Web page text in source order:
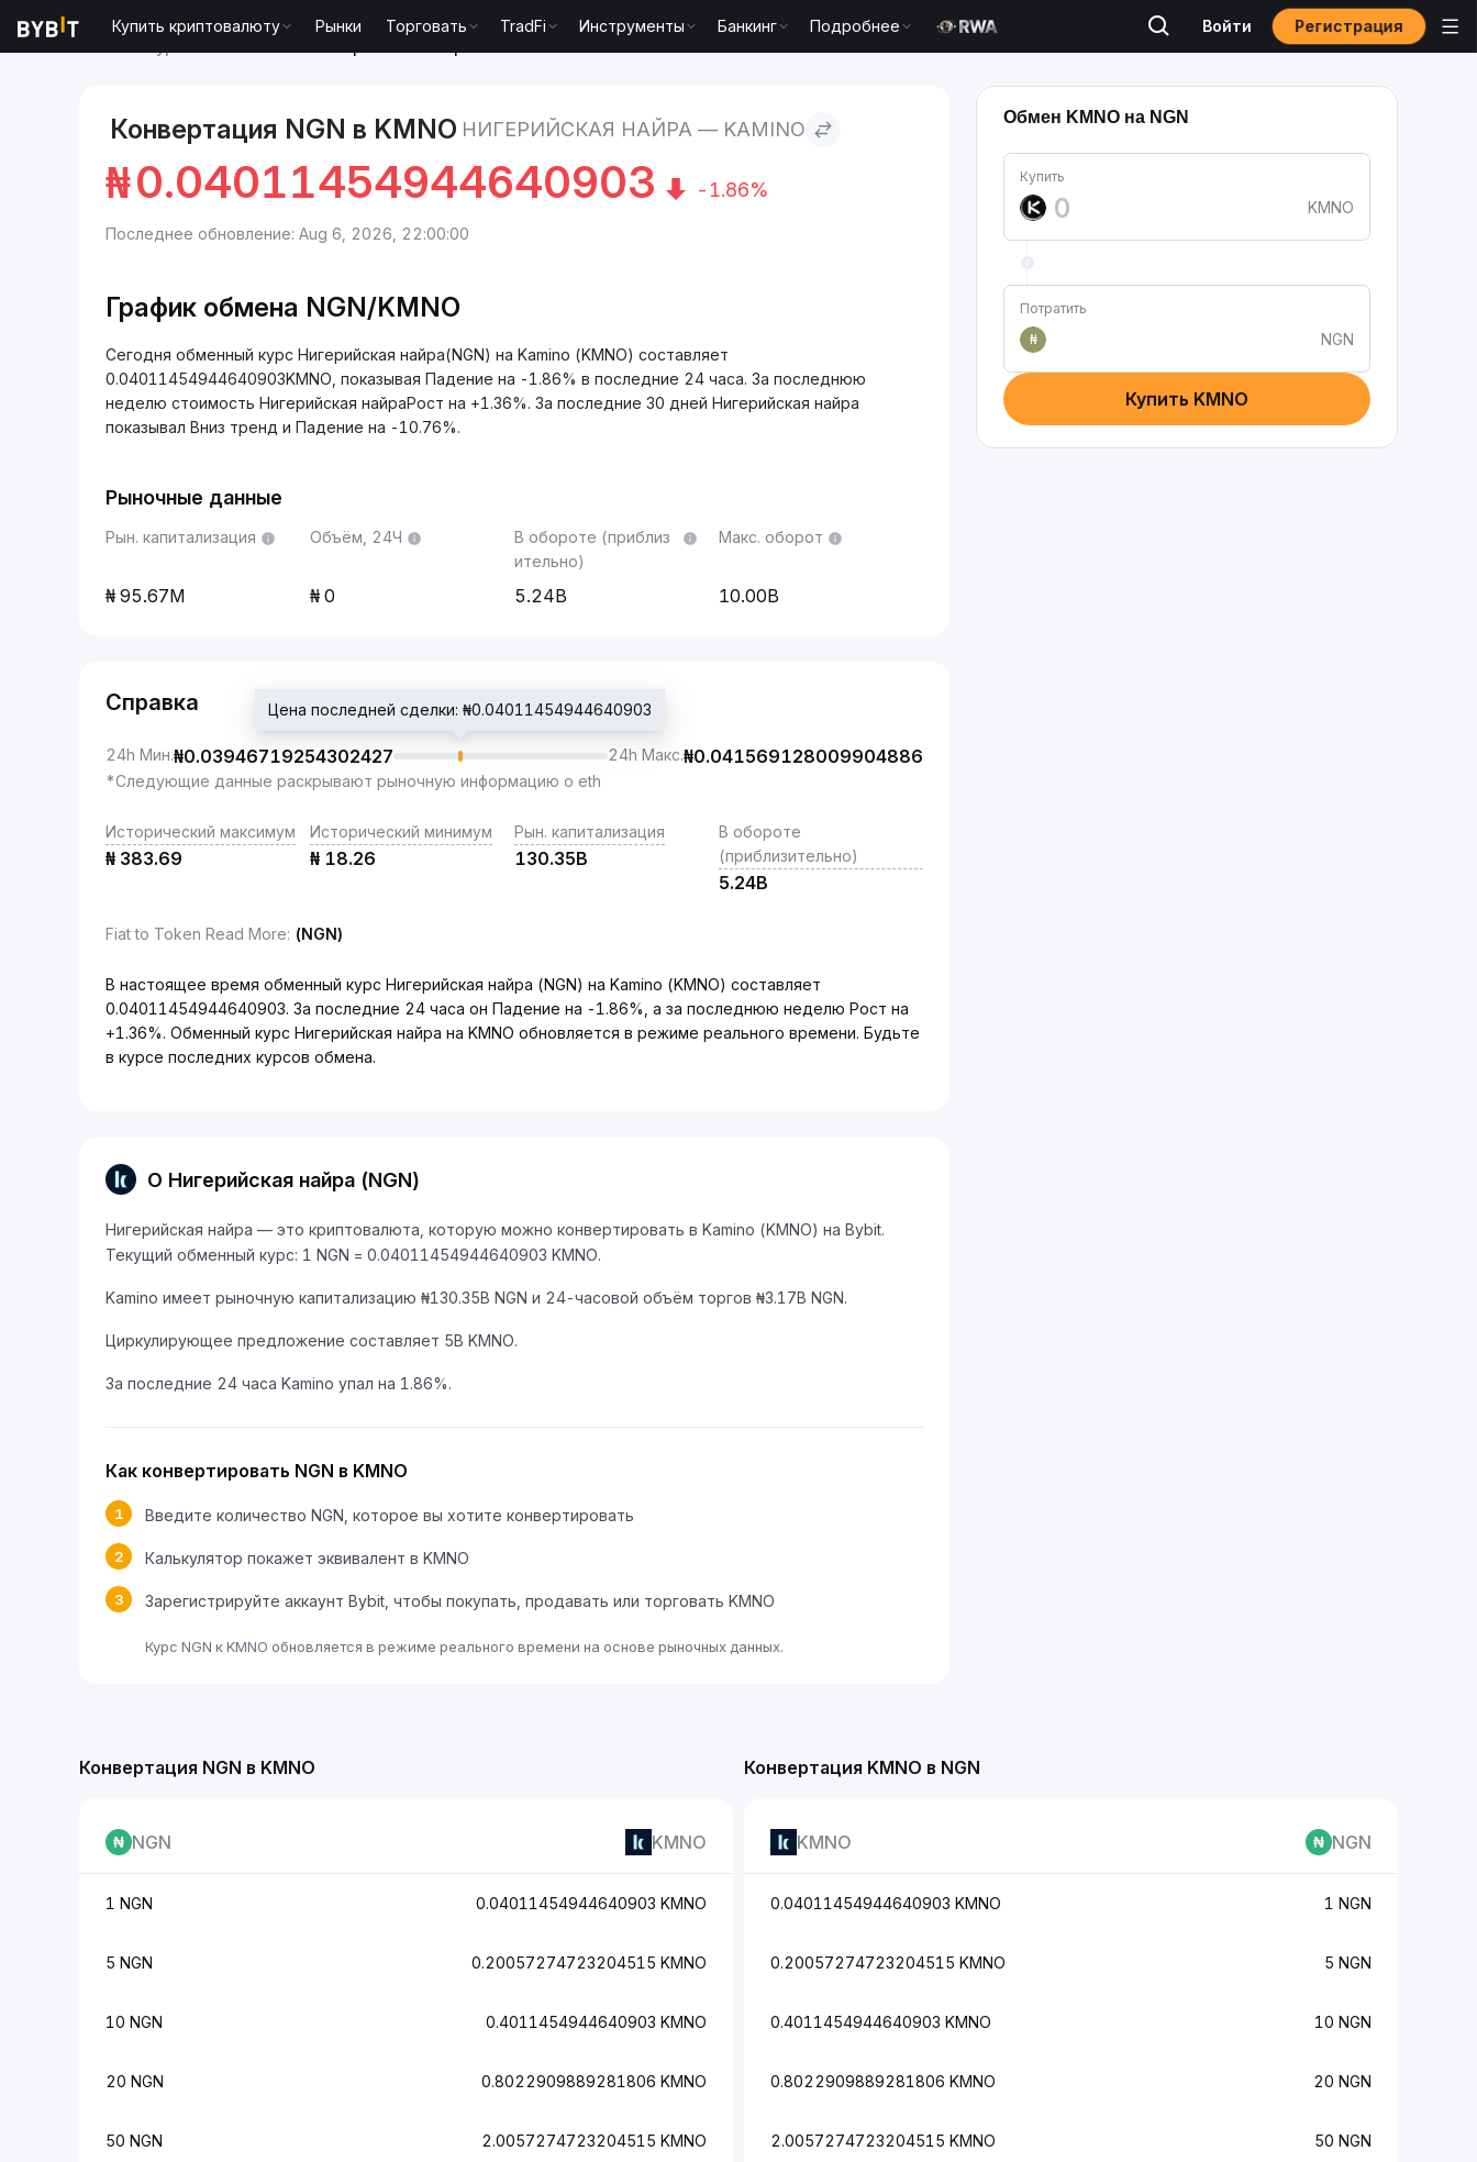
Купить криптовалюту Рынки Торговать TradFi Инструменты Банкинг Подробнее Войти Регистрация
Конвертация NGN в KMNO НИГЕРИЙСКАЯ НАЙРА — KAMINO
₦0.04011454944640903 -1.86%
Последнее обновление: Aug 6, 2026, 22:00:00
График обмена NGN/KMNO
Сегодня обменный курс Нигерийская найра(NGN) на Kamino (KMNO) составляет
0.04011454944640903KMNO, показывая Падение на -1.86% в последние 24 часа. За последнюю
неделю стоимость Нигерийская найраРост на +1.36%. За последние 30 дней Нигерийская найра
показывал Вниз тренд и Падение на -10.76%.
Рыночные данные
Рын. капитализация
95.67M
Объём, 24Ч
0
В обороте (приблиз
ительно)
5.24B
Макс. оборот
10.00B
Справка
24h Мин.₦0.03946719254302427
Цена последней сделки: ₦0.04011454944640903
24h Макс.₦0.041569128009904886
*Следующие данные раскрывают рыночную информацию о eth
Исторический максимум
₦ 383.69
Исторический минимум
₦ 18.26
Рын. капитализация
130.35B
В обороте
(приблизительно)
5.24B
Fiat to Token Read More: (NGN)
В настоящее время обменный курс Нигерийская найра (NGN) на Kamino (KMNO) составляет
0.04011454944640903. За последние 24 часа он Падение на -1.86%, а за последнюю неделю Рост на
+1.36%. Обменный курс Нигерийская найра на KMNO обновляется в режиме реального времени. Будьте
в курсе последних курсов обмена.
О Нигерийская найра (NGN)
Нигерийская найра — это криптовалюта, которую можно конвертировать в Kamino (KMNO) на Bybit.
Текущий обменный курс: 1 NGN = 0.04011454944640903 KMNO.
Kamino имеет рыночную капитализацию ₦130.35B NGN и 24-часовой объём торгов ₦3.17B NGN.
Циркулирующее предложение составляет 5B KMNO.
За последние 24 часа Kamino упал на 1.86%.
Как конвертировать NGN в KMNO
1 Введите количество NGN, которое вы хотите конвертировать
2 Калькулятор покажет эквивалент в KMNO
3 Зарегистрируйте аккаунт Bybit, чтобы покупать, продавать или торговать KMNO
Курс NGN к KMNO обновляется в режиме реального времени на основе рыночных данных.
Обмен KMNO на NGN
Купить
KMNO
Потратить
₦
NGN
Купить KMNO
Конвертация KMNO в NGN
KMNO NGN
0.04011454944640903 KMNO 1 NGN
0.20057274723204515 KMNO 5 NGN
0.4011454944640903 KMNO 10 NGN
0.8022909889281806 KMNO 20 NGN
2.0057274723204515 KMNO 50 NGN
Конвертация NGN в KMNO
NGN KMNO
1 NGN 0.04011454944640903 KMNO
5 NGN 0.20057274723204515 KMNO
10 NGN 0.4011454944640903 KMNO
20 NGN 0.8022909889281806 KMNO
50 NGN 2.0057274723204515 KMNO